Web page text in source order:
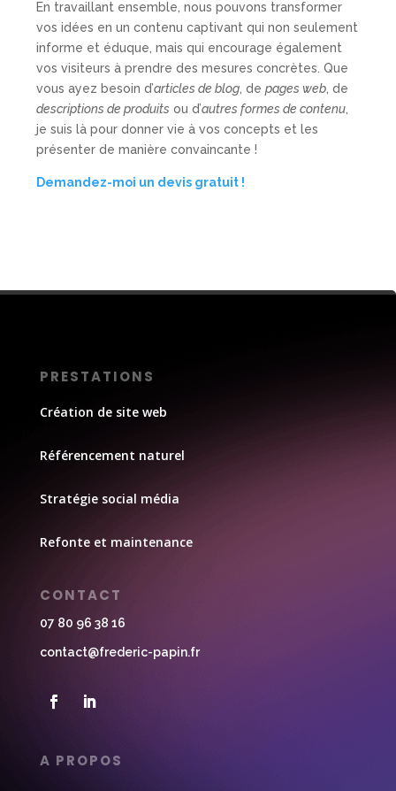
En travaillant ensemble, nous pouvons transformer
vos idées en un contenu captivant qui non seulement
informe et éduque, mais qui encourage également
vos visiteurs à prendre des mesures concrètes. Que
vous ayez besoin d’articles de blog, de pages web, de
descriptions de produitsou d’autres formes de contenu,
je suis là pour donner vie à vos concepts et les
présenter de manière convaincante !
Demandez-moi un devis gratuit !
PRESTATIONS
Création de site web
Référencement naturel
Stratégie social média
Refonte et maintenance
CONTACT
07 80 96 38 16
contact@frederic-papin.fr
A PROPOS